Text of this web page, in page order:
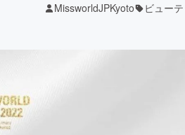
ゲーム・サービス開発
MissworldJPKyoto ビュー